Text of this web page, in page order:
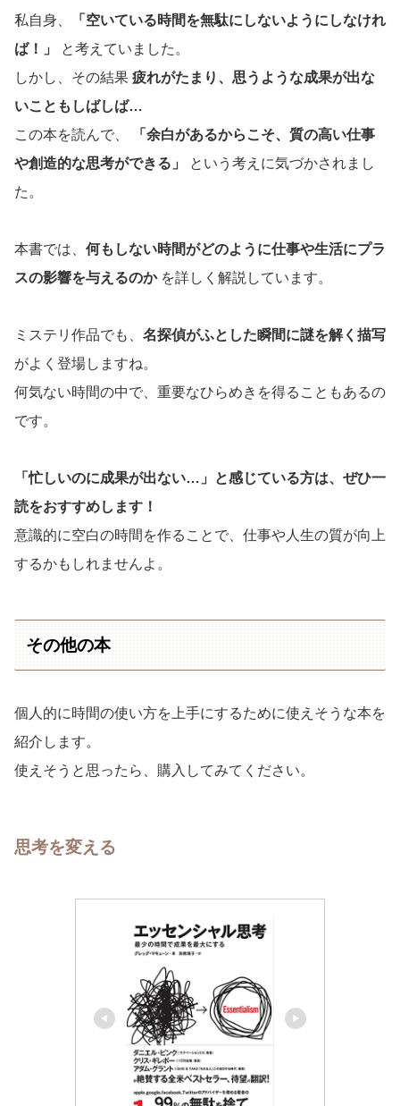
私自身、
「空いている時間を無駄にしないようにしなけれ
ば！」
と考えていました。
しかし、その結果 疲れがたまり、思うような成果が出な
いこともしばしば…
この本を読んで、
「余白があるからこそ、質の高い仕事
や創造的な思考ができる」
という考えに気づかされまし
た。
本書では、 何もしない時間がどのように仕事や生活にプラ
スの影響を与えるのかを詳しく解説しています。
ミステリ作品でも、 名探偵がふとした瞬間に謎を解く描写
がよく登場しますね。
何気ない時間の中で、重要なひらめきを得ることもあるの
です。
「忙しいのに成果が出ない…」と感じている方は、ぜひ一
読をおすすめします！
意識的に空白の時間を作ることで、仕事や人生の質が向上
するかもしれませんよ。
その他の本
個人的に時間の使い方を上手にするために使えそうな本を
紹介します。
使えそうと思ったら、購入してみてください。
思考を変える